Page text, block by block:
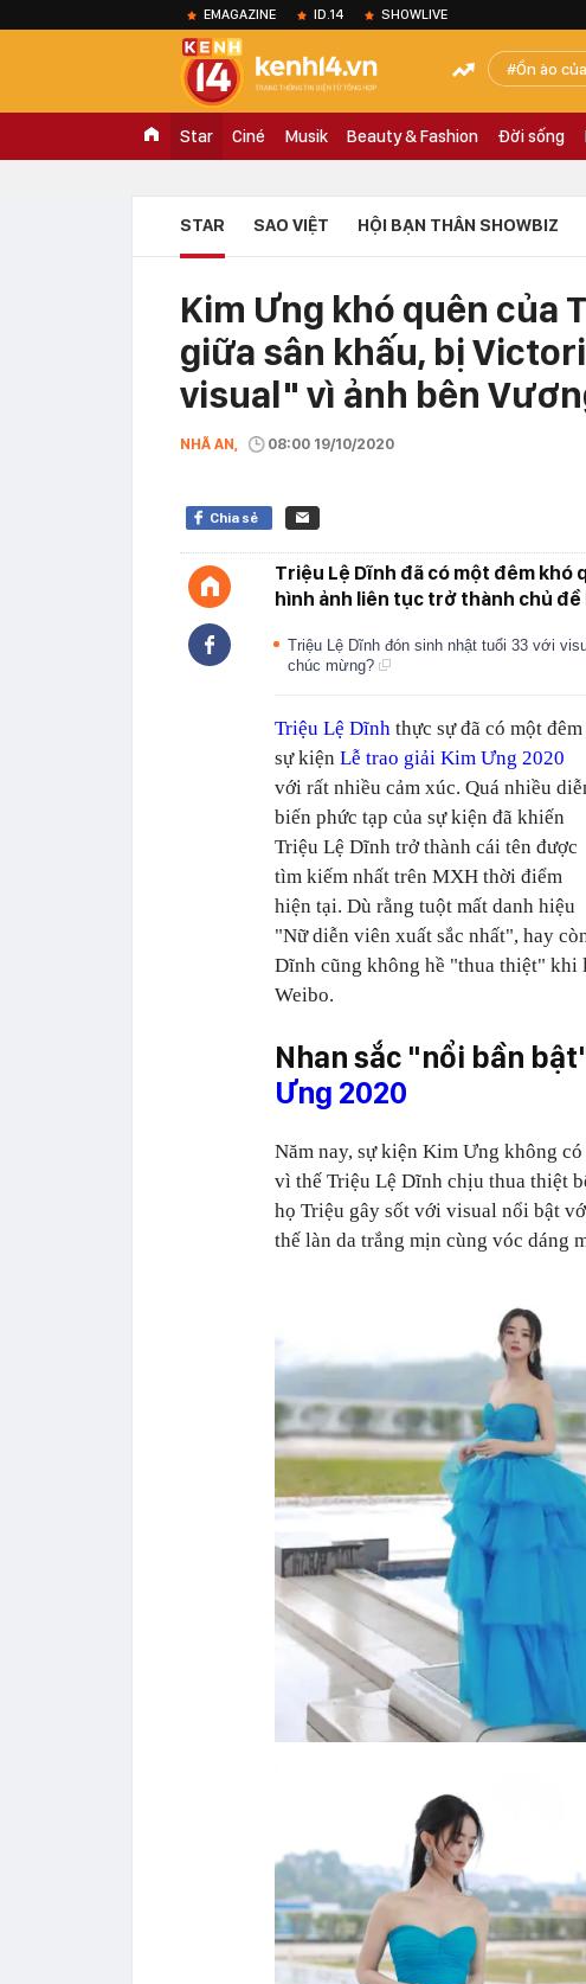
EMAGAZINE ID.14 SHOWLIVE
Ồn ào
Star Ciné Musik Beauty & Fashion Đời sống
STAR SAO VIỆT HỘI BẠN THÂN SHOWBIZ
Kim Ưng khó quên của
giữa sân khấu, bị
visual" vì ảnh bên
NHÃ AN, 08:00 19/10/2020
Chia sẻ
Triệu Lệ Dĩnh đã có một đêm khó
hình ảnh liên tục trở thành chủ
Triệu Lệ Dĩnh đón sinh nhật tuổi 33 với
chúc mừng?
Triệu Lệ Dĩnh thực sự đã có một đêm
sự kiện Lễ trao giải Kim Ưng 2020
với rất nhiều cảm xúc. Quá nhiều
biến phức tạp của sự kiện đã khiến
Triệu Lệ Dĩnh trở thành cái tên được
tìm kiếm nhất trên MXH thời điểm
hiện tại. Dù rằng tuột mất danh hiệu
"Nữ diễn viên xuất sắc nhất", hay
Dĩnh cũng không hề "thua thiệt"
Weibo.
Nhan sắc "nổi bần
Ưng 2020
Năm nay, sự kiện Kim Ưng không
vì thế Triệu Lệ Dĩnh chịu thua thiệt
họ Triệu gây sốt với visual nổi bật
thế làn da trắng mịn cùng vóc dáng